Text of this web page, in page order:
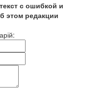
с ошибкой и
этом редакции